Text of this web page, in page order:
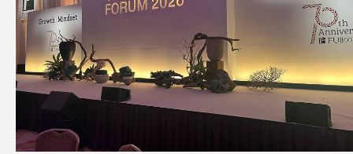
TOIRONIGHT
2026.07.22